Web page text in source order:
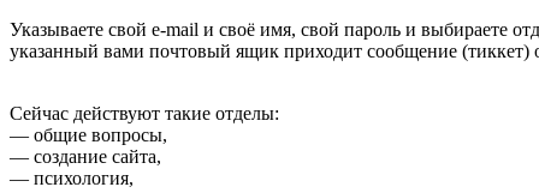
Указываете свой e-mail и своё имя, свой пароль и выбираете
указанный вами почтовый ящик приходит сообщение
Сейчас действуют такие отделы:
— общие вопросы,
— создание сайта,
— психология,